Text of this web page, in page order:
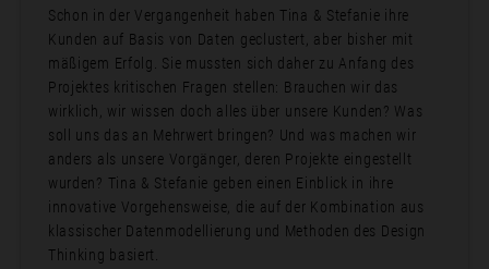
Schon in der Vergangenheit haben Tina & Stefanie ihre
Kunden auf Basis von Daten geclustert, aber bisher mit
mäßigem Erfolg. Sie mussten sich daher zu Anfang des
Projektes kritischen Fragen stellen: Brauchen wir das
wirklich, wir wissen doch alles über unsere Kunden? Was
soll uns das an Mehrwert bringen? Und was machen wir
anders als unsere Vorgänger, deren Projekte eingestellt
wurden? Tina & Stefanie geben einen Einblick in ihre
innovative Vorgehensweise, die auf der Kombination aus
klassischer Datenmodellierung und Methoden des Design
Thinking basiert.